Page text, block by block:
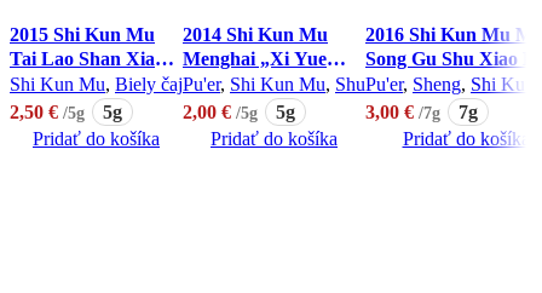
2015 Shi Kun Mu
Tai Lao Shan Xiao
Long Zhu Bai Cha
5g biely čaj
Shi Kun Mu, Biely čaj
2,50 € /5g
5g
Pridať do košíka
2014 Shi Kun Mu
Menghai „Xi Yue
Jin” Xiao Zhuan Cha
tmavý čaj
Pu'er, Shi Kun Mu, Shu
2,00 € /5g
5g
Pridať do košíka
2016 Shi Kun Mu
Song Gu Shu Xiao
Zhu Pu’er Cha
čaj
Pu'er, Sheng, Shi Kun
3,00 € /7g
7g
Pridať do košíka